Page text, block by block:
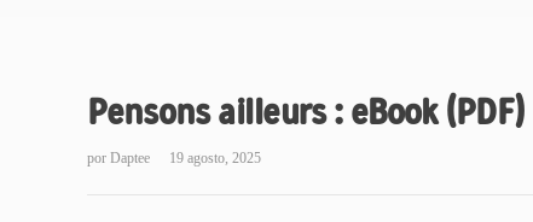
Pensons ailleurs : eBook (PDF)
por Daptee 19 agosto, 2025